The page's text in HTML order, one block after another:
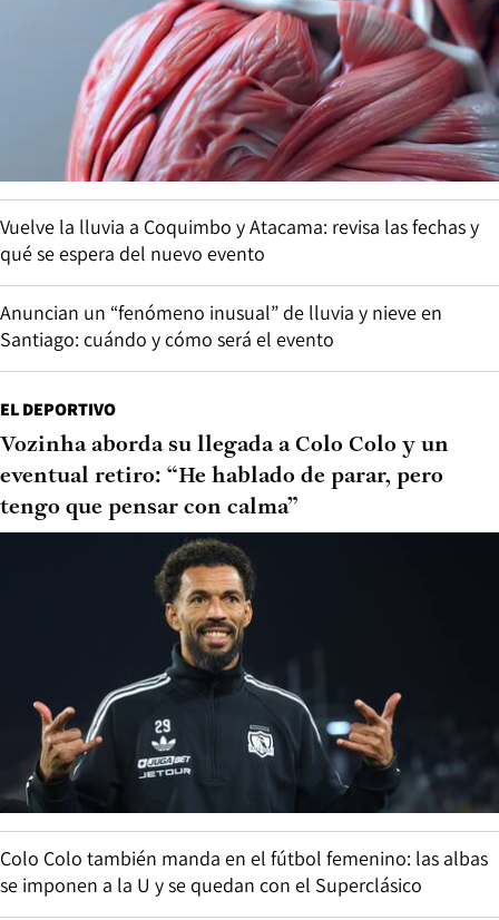
Vuelve la lluvia a Coquimbo y Atacama: revisa las fechas y
qué se espera del nuevo evento
Anuncian un “fenómeno inusual” de lluvia y nieve en
Santiago: cuándo y cómo será el evento
EL DEPORTIVO
Vozinha aborda su llegada a Colo Colo y un
eventual retiro: “He hablado de parar, pero
tengo que pensar con calma”
Colo Colo también manda en el fútbol femenino: las albas
se imponen a la U y se quedan con el Superclásico